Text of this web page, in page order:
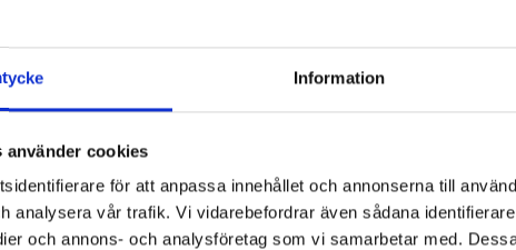
Information
använder cookies
för att anpassa innehållet och annonserna till
analysera vår trafik. Vi vidarebefordrar även sådana
och annons- och analysföretag som vi samarbetar med.
Är du bibliotekarie eller pedagog? Här
eller Läromedia. Spel och Flugo-dockor? Dem köper du hos
Direktupphandling då? Jo, det kan du göra!Mejla